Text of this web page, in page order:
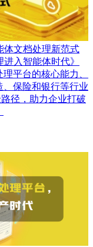
体文档处理新范式
入智能体时代》
平台的核心能力、
保险和银行等行业
径，助力企业打破